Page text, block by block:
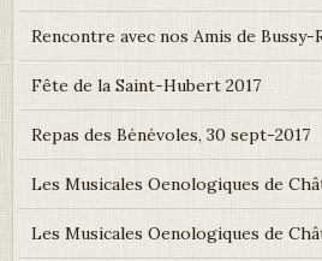
Rencontre avec nos Amis de Bussy-
Fête de la Saint-Hubert 2017
Repas des Bénévoles, 30 sept-2017
Les Musicales Oenologiques de
Les Musicales Oenologiques de